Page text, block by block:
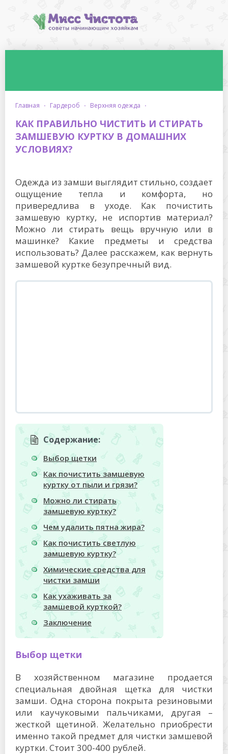
главная · гардероб · верхняя одежда ·
КАК ПРАВИЛЬНО ЧИСТИТЬ И СТИРАТЬ
ЗАМШЕВУЮ КУРТКУ В ДОМАШНИХ
УСЛОВИЯХ?
Одежда из замши выглядит стильно, создает
ощущение тепла и комфорта, но
привередлива в уходе. Как почистить
замшевую куртку, не испортив материал?
Можно ли стирать вещь вручную или в
машинке? Какие предметы и средства
использовать? Далее расскажем, как вернуть
замшевой куртке безупречный вид.
Содержание:
Выбор щетки
Как почистить замшевую
куртку от пыли и грязи?
Можно ли стирать
замшевую куртку?
Чем удалить пятна жира?
Как почистить светлую
замшевую куртку?
Химические средства для
чистки замши
Как ухаживать за
замшевой курткой?
Заключение
Выбор щетки
В хозяйственном магазине продается
специальная двойная щетка для чистки
замши. Одна сторона покрыта резиновыми
или каучуковыми пальчиками, другая –
жесткой щетиной. Желательно приобрести
именно такой предмет для чистки замшевой
куртки. Стоит 300-400 рублей.